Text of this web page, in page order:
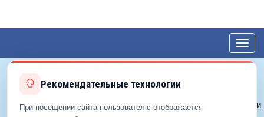
© 2012—2026 ЕДС-Королёв
Политика конфиденциальности
Рекомендательные технологии
При посещении сайта пользователю отображается